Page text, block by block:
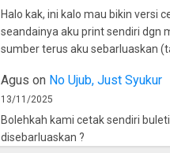
Halo kak, ini kalo mau bikin versi
seandainya aku print sendiri dgn
sumber terus aku sebarluaskan
Agus on No Ujub, Just Syukur
13/11/2025
Bolehkah kami cetak sendiri
disebarluaskan ?